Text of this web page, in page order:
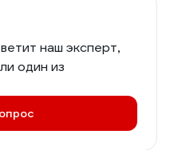
наш эксперт,
один из